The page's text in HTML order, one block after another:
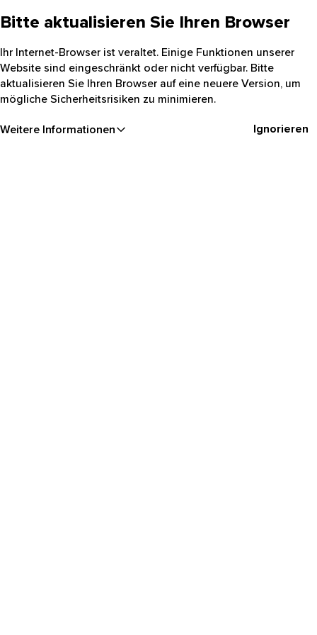
Bitte aktualisieren Sie Ihren Browser
Ihr Internet-Browser ist veraltet. Einige Funktionen unserer
Website sind eingeschränkt oder nicht verfügbar. Bitte
aktualisieren Sie Ihren Browser auf eine neuere Version, um
mögliche Sicherheitsrisiken zu minimieren.
Weitere Informationen Ignorieren